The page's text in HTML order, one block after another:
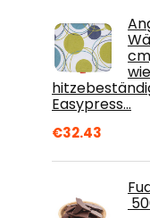
Easypress…
€32.43